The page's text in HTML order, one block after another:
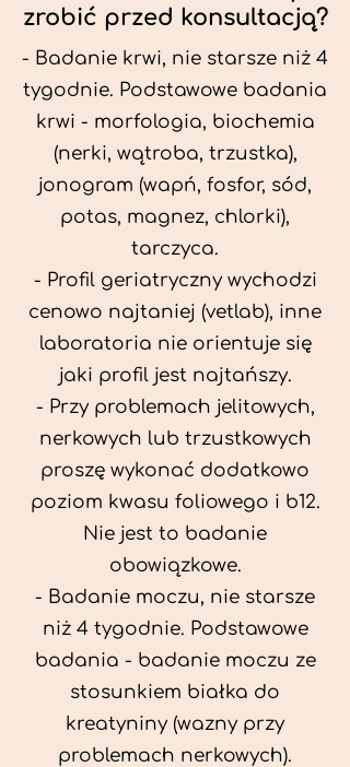
zrobić przed konsultacją?
- Badanie krwi, nie starsze niż 4
tygodnie. Podstawowe badania
krwi - morfologia, biochemia
(nerki, wątroba, trzustka),
jonogram (wapń, fosfor, sód,
potas, magnez, chlorki),
tarczyca.
- Profil geriatryczny wychodzi
cenowo najtaniej (vetlab), inne
laboratoria nie orientuje się
jaki profil jest najtańszy.
- Przy problemach jelitowych,
nerkowych lub trzustkowych
proszę wykonać dodatkowo
poziom kwasu foliowego i b12.
Nie jest to badanie
obowiązkowe.
- Badanie moczu, nie starsze
niż 4 tygodnie. Podstawowe
badania - badanie moczu ze
stosunkiem białka do
kreatyniny (wazny przy
problemach nerkowych).